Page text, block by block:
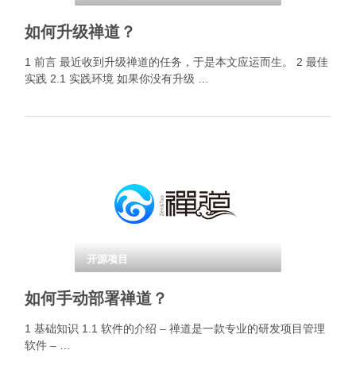
如何升级禅道？
1 前言 最近收到升级禅道的任务，于是本文应运而生。 2 最佳
实践 2.1 实践环境 如果你没有升级 …
开源项目
如何手动部署禅道？
1 基础知识 1.1 软件的介绍 – 禅道是一款专业的研发项目管理
软件 – …